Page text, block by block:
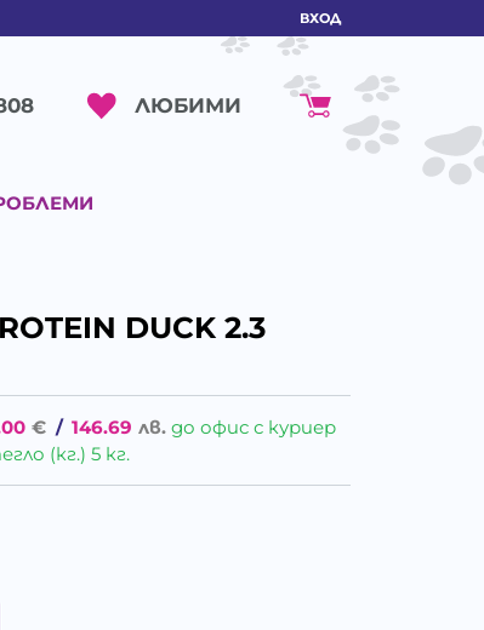
ВХОД
ЛЮБИМИ
DUCK 2.3
€ / 146.69 лв. до офис с куриер
(кг.) 5 кг.